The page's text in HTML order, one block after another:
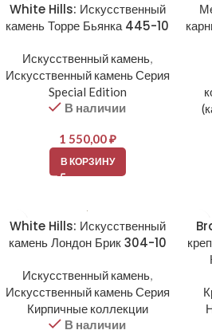
White Hills: Искусственный
камень Торре Бьянка 445-10
Искусственный камень,
Искусственный камень Серия
Special Edition
В наличии
1 550,00₽
В КОРЗИНУ
White Hills: Искусственный
камень Лондон Брик 304-10
Искусственный камень,
Искусственный камень Серия
Кирпичные коллекции
В наличии